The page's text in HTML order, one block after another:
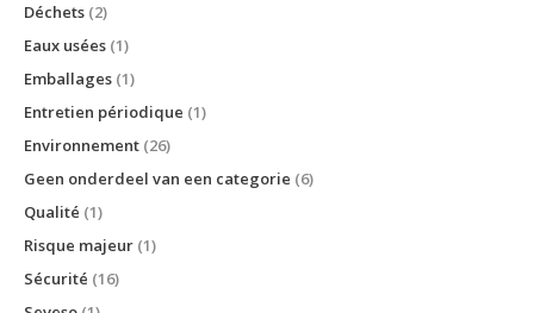
Déchets (2)
Eaux usées (1)
Emballages (1)
Entretien périodique (1)
Environnement (26)
Geen onderdeel van een categorie (6)
Qualité (1)
Risque majeur (1)
Sécurité (16)